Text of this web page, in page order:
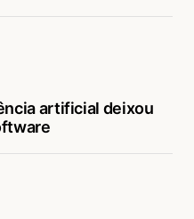
artificial deixou